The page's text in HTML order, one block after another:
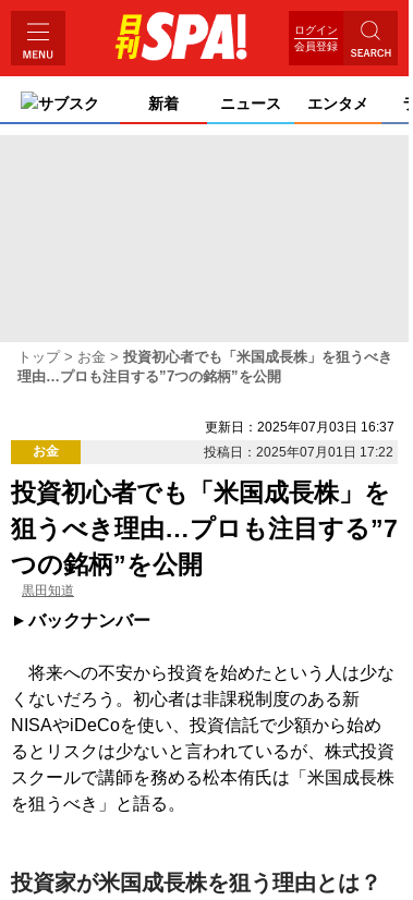
ログイン
会員登録
サブスク 新着 ニュース エンタメ
トップ お金
投資初心者でも「米国成長株」を狙うべき
理由…プロも注目する”7つの銘柄”を公開
更新日：2025年07月03日 16:37
お金
投稿日：2025年07月01日 17:22
投資初心者でも「米国成長株」を
狙うべき理由…プロも注目する”7
つの銘柄”を公開
黒田知道
バックナンバー
将来への不安から投資を始めたという人は少な
くないだろう。初心者は非課税制度のある新
NISAやiDeCoを使い、投資信託で少額から始め
るとリスクは少ないと言われているが、株式投資
スクールで講師を務める松本侑氏は「米国成長株
を狙うべき」と語る。
投資家が米国成長株を狙う理由とは？